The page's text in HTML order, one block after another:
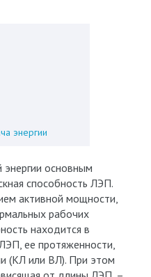
энергии
энергии основным
способность ЛЭП.
активной мощности,
рабочих
находится в
ее протяженности,
(КЛ или ВЛ). При этом